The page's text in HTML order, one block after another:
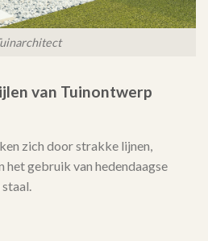
van Tuinontwerp
zich door strakke lijnen,
het gebruik van hedendaagse